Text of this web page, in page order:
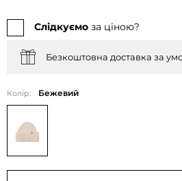
Слідкуємо за ціною?
Безкоштовна доставка за
Колір: Бежевий